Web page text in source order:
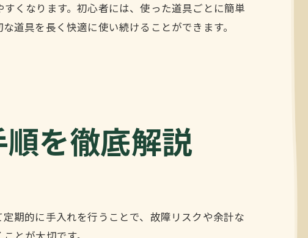
くなります。初心者には、使った道具ごとに簡単
道具を長く快適に使い続けることができます。
を徹底解説
期的に手入れを行うことで、故障リスクや余計な